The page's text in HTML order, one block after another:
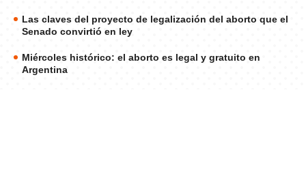
Las claves del proyecto de legalización del aborto que el
Senado convirtió en ley
Miércoles histórico: el aborto es legal y gratuito en
Argentina